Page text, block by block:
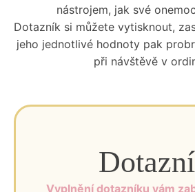
nástrojem, jak své
Dotazník si můžete vytisknout,
jeho jednotlivé hodnoty pak
při návštěvě v
Vyplnění dotazníku vám